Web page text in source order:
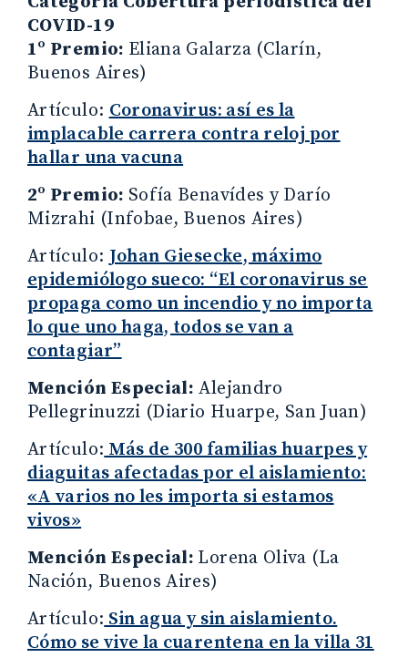
COVID-19
1º Premio: Eliana Galarza (Clarín,
Buenos Aires)
Artículo:Coronavirus: así es la
implacable carrera contra reloj por
hallar una vacuna
2º Premio: Sofía Benavídes y Darío
Mizrahi (Infobae, Buenos Aires)
Artículo: Johan Giesecke, máximo
epidemiólogo sueco: “El coronavirus se
propaga como un incendio y no importa
lo que uno haga, todos se van a
contagiar”
Mención Especial: Alejandro
Pellegrinuzzi (Diario Huarpe, San Juan)
Artículo:Más de 300 familias huarpes y
diaguitas afectadas por el aislamiento:
«A varios no les importa si estamos
vivos»
Mención Especial: Lorena Oliva (La
Nación, Buenos Aires)
Artículo:Sin agua y sin aislamiento.
Cómo se vive la cuarentena en la villa 31